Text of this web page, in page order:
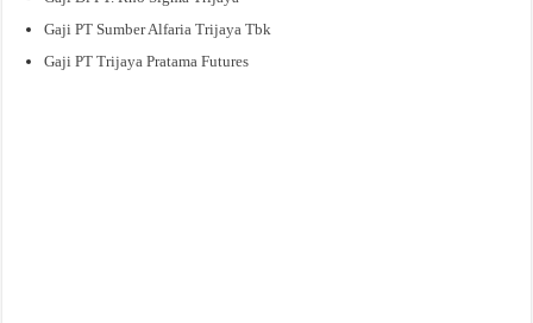
Gaji PT Sumber Alfaria Trijaya Tbk
Gaji PT Trijaya Pratama Futures